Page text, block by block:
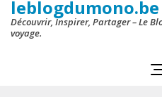
leblogdumono.be
Découvrir, Inspirer, Partager – Le
voyage.